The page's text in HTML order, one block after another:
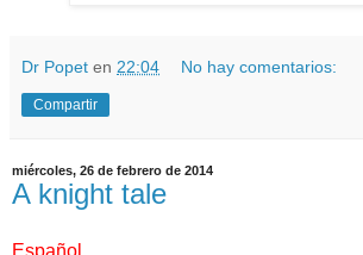
Dr Popet en 22:04 No hay comentarios:
Compartir
miércoles, 26 de febrero de 2014
A knight tale
Español